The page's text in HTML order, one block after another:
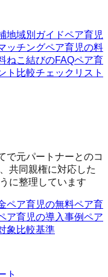
地域別ガイドペア育児
ッチングペア育児の料
ねこ結びのFAQペア育
ト 比較チェックリスト
で元パートナーとのコ
共同親権に対応した
に整理しています
ペア育児の無料ペア育
ア育児の導入事例ペア
象比較基準
ト